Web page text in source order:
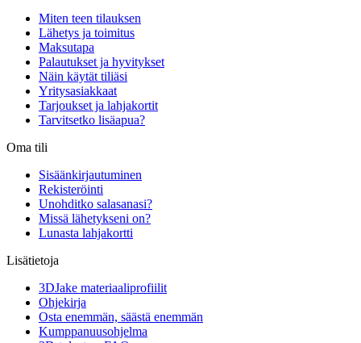
Miten teen tilauksen
Lähetys ja toimitus
Maksutapa
Palautukset ja hyvitykset
Näin käytät tiliäsi
Yritysasiakkaat
Tarjoukset ja lahjakortit
Tarvitsetko lisäapua?
Oma tili
Sisäänkirjautuminen
Rekisteröinti
Unohditko salasanasi?
Missä lähetykseni on?
Lunasta lahjakortti
Lisätietoja
3DJake materiaaliprofiilit
Ohjekirja
Osta enemmän, säästä enemmän
Kumppanuusohjelma